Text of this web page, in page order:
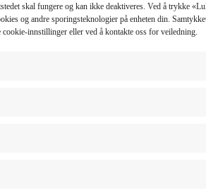
skal fungere og kan ikke deaktiveres. Ved å trykke
og andre sporingsteknologier på enheten din.
cookie-innstillinger eller ved å kontakte oss for veiledning.